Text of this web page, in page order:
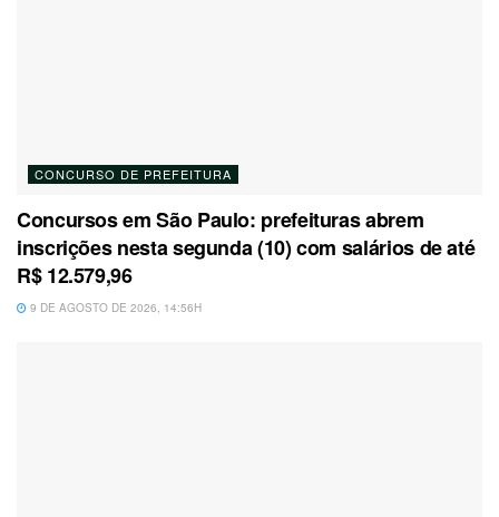
CONCURSO DE PREFEITURA
Concursos em São Paulo: prefeituras abrem
inscrições nesta segunda (10) com salários de até
R$ 12.579,96
9 DE AGOSTO DE 2026, 14:56H